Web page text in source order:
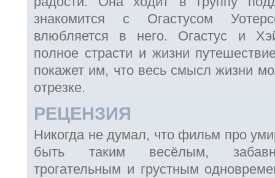
знакомится с Огастусом
влюбляется в него. Огастус и
полное страсти и жизни
покажет им, что весь смысл жизни
отрезке.
РЕЦЕНЗИЯ
Никогда не думал, что фильм про
быть таким весёлым,
трогательным и грустным